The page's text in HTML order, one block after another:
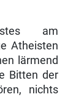
am
Atheisten
lärmend
Bitten der
nichts